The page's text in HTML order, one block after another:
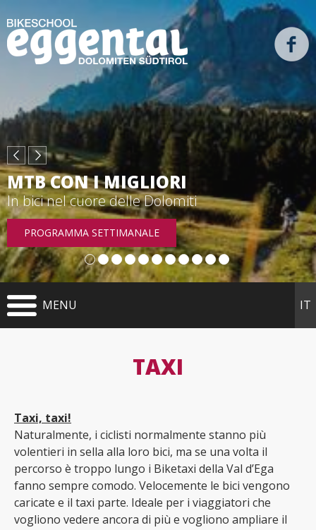
MTB CON I MIGLIORI
In bici nel cuore delle Dolomiti
PROGRAMMA SETTIMANALE
IT
MENU
TAXI
Taxi, taxi!
Naturalmente, i ciclisti normalmente stanno più
volentieri in sella alla loro bici, ma se una volta il
percorso è troppo lungo i Biketaxi della Val d’Ega
fanno sempre comodo. Velocemente le bici vengono
caricate e il taxi parte. Ideale per i viaggiatori che
vogliono vedere ancora di più e vogliono ampliare il